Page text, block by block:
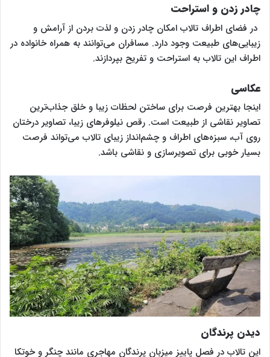
چادر زدن و استراحت
در فضای اطراف تالاب امکان چادر زدن و لذت بردن از آرامش و
زیبایی‌های طبیعت وجود دارد. مسافران می‌توانند به همراه خانواده در
اطراف این تالاب به استراحت و تفریح بپردازند.
عکاسی
اینجا بهترین فرصت برای ساختن لحظات زیبا و خلق جذاب‌ترین
تصاویر نقاشی از طبیعت است. رقص نیلوفرهای زیبا، تصاویر درختان
روی آب، سبزه‌های اطراف و چشم‌انداز زیبای تالاب می‌تواند فرصت
بسیار خوبی برای تصویرسازی و نقاشی باشد.
دیدن پرندگان
این تالاب در فصل پاییز میزبان پرندگان مهاجری مانند چنگر و خوتکا